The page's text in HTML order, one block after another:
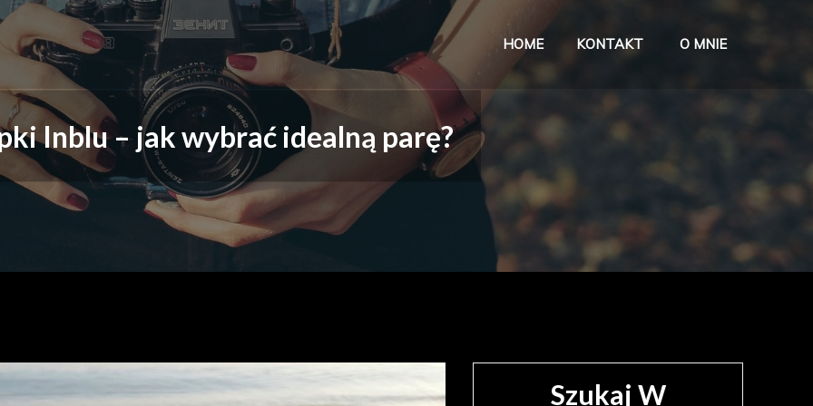
Moje absolutne must have w życiu
Moje must have HOME KONTAKT O MNIE
Inblu – jak wybrać idealną parę?
Szukaj W